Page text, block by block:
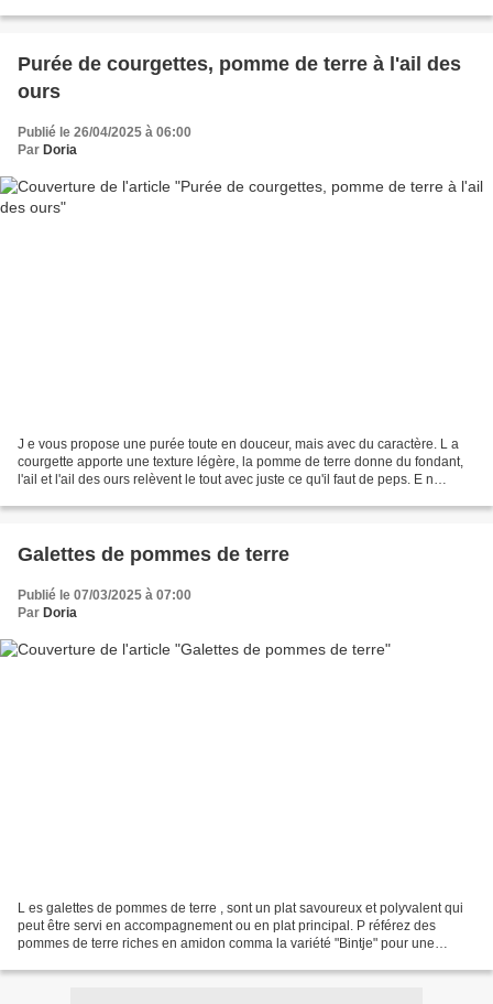
Purée de courgettes, pomme de terre à l'ail des
ours
Publié le 26/04/2025 à 06:00
Par Doria
J e vous propose une purée toute en douceur, mais avec du caractère. L a
courgette apporte une texture légère, la pomme de terre donne du fondant,
l'ail et l'ail des ours relèvent le tout avec juste ce qu'il faut de peps. E n
Galettes de pommes de terre
Publié le 07/03/2025 à 07:00
Par Doria
L es galettes de pommes de terre , sont un plat savoureux et polyvalent qui
peut être servi en accompagnement ou en plat principal. P référez des
pommes de terre riches en amidon comma la variété "Bintje" pour une